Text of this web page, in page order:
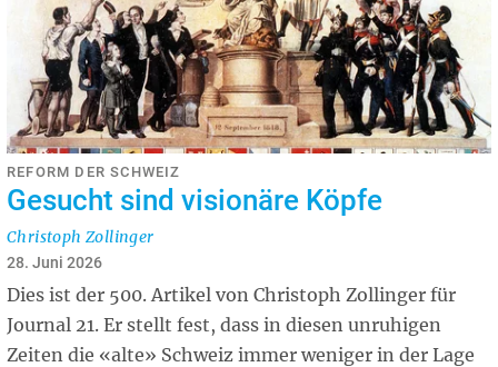
REFORM DER SCHWEIZ
Gesucht sind visionäre Köpfe
Christoph Zollinger
28. Juni 2026
Dies ist der 500. Artikel von Christoph Zollinger für
Journal 21. Er stellt fest, dass in diesen unruhigen
Zeiten die «alte» Schweiz immer weniger in der Lage